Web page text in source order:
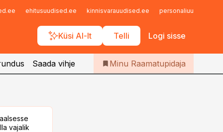
ehitusuudised.ee kinnisvarauudised.ee personaliuudised.ee
Küsi AI-lt Telli Logi sisse
Iseteenindus
Telli Raamatupidaja
Saada vihje Minu Raamatupidaja
vajalik